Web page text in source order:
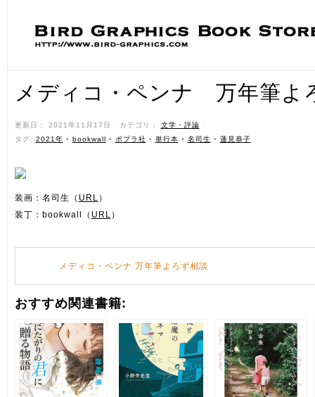
メディコ・ペンナ 万年筆よ
更新日： 2021年11月17日 ˑ カテゴリ： 文学・評論 ˑ
タグ: 2021年 • bookwall • ポプラ社 • 単行本 • 名司生 • 蓮見恭子
装画：名司生（ URL ）
装丁：bookwall（ URL ）
メディコ・ペンナ 万年筆よろず相談
おすすめ関連書籍: